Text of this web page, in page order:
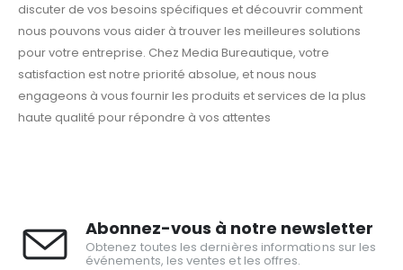
discuter de vos besoins spécifiques et découvrir comment
nous pouvons vous aider à trouver les meilleures solutions
pour votre entreprise. Chez Media Bureautique, votre
satisfaction est notre priorité absolue, et nous nous
engageons à vous fournir les produits et services de la plus
haute qualité pour répondre à vos attentes
Abonnez-vous à notre newsletter
Obtenez toutes les dernières informations sur les
événements, les ventes et les offres.